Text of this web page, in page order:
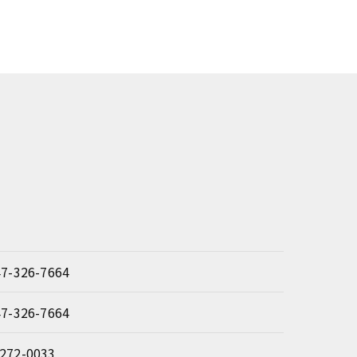
326-7664
326-7664
0033